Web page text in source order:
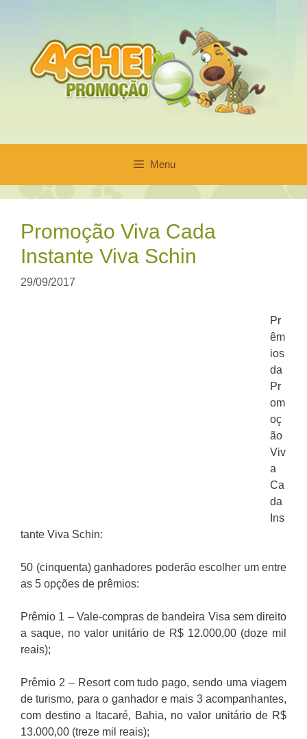
conteúdo
Menu
Promoção Viva Cada
Instante Viva Schin
29/09/2017
Pr
êm
ios
da
Pr
om
oç
ão
Viv
a
Ca
da
Ins
tante Viva Schin:
50 (cinquenta) ganhadores poderão escolher um entre
as 5 opções de prêmios:
Prêmio 1 – Vale-compras de bandeira Visa sem direito
a saque, no valor unitário de R$ 12.000,00 (doze mil
reais);
Prêmio 2 – Resort com tudo pago, sendo uma viagem
de turismo, para o ganhador e mais 3 acompanhantes,
com destino a Itacaré, Bahia, no valor unitário de R$
13.000,00 (treze mil reais);